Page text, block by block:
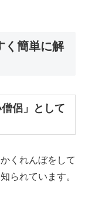
く簡単に解
侶」として
くれんぼをして
られています。